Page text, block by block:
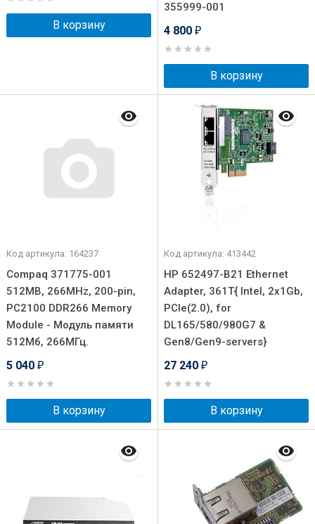
В корзину
355999-001
4 800 ₽
В корзину
Код артикула: 164237
Compaq 371775-001
512MB, 266MHz, 200-pin,
PC2100 DDR266 Memory
Module - Модуль памяти
512Мб, 266МГц.
5 040 ₽
В корзину
Код артикула: 413442
HP 652497-B21 Ethernet
Adapter, 361T{ Intel, 2x1Gb,
PCIe(2.0), for
DL165/580/980G7 &
Gen8/Gen9-servers}
27 240 ₽
В корзину